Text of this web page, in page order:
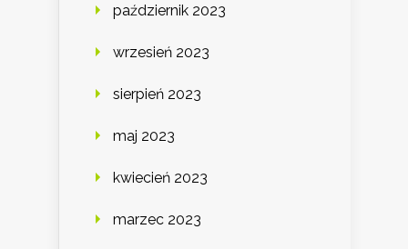
październik 2023
wrzesień 2023
sierpień 2023
maj 2023
kwiecień 2023
marzec 2023